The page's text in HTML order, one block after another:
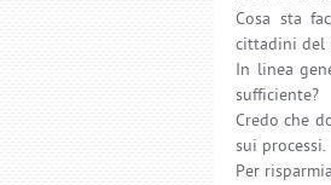
Cosa sta
cittadini del
In linea
sufficiente?
Credo che
sui processi.
Per